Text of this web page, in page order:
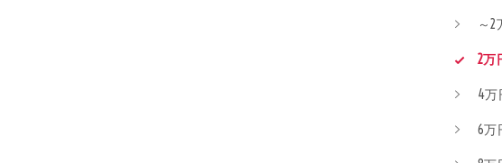
～
2万
4万
6万